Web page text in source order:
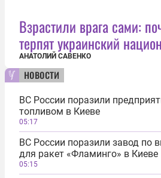
Взрастили врага сами:
терпят украинский
АНАТОЛИЙ САВЕНКО
новости
ВС России поразили
топливом в Киеве
05:17
ВС России поразили завод по
для ракет «Фламинго» в Киеве
05:15